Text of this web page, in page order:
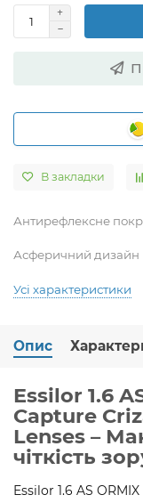
В закладки
Антирефлексне
Асферичний дизайн
Усі характеристики
Опис
Essilor 1.6
Capture
Lenses –
чіткість
Essilor 1.6 AS